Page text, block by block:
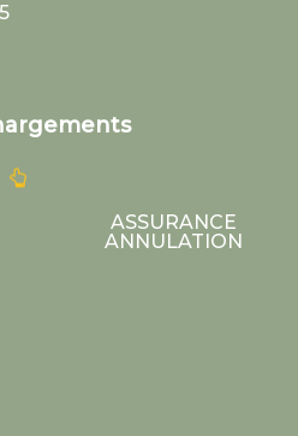
ASSURANCE
ANNULATION